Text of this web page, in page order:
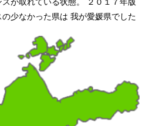
少なかった県は 我が愛媛県でした